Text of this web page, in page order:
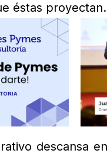
éstas proyectan.
descansa